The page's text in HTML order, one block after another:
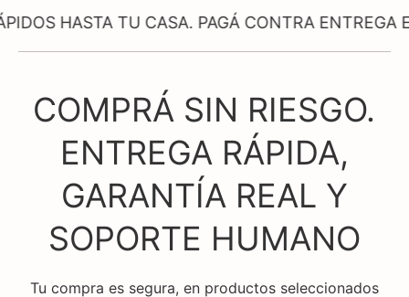
TU CASA. PAGÁ CONTRA ENTREGA EN
COMPRÁ SIN RIESGO.
ENTREGA RÁPIDA,
GARANTÍA REAL Y
SOPORTE HUMANO
Tu compra es segura, en productos seleccionados